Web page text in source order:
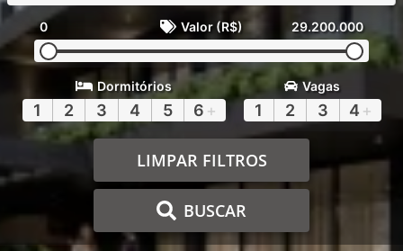
0 Valor (R$) 29.200.000
Dormitórios
1 2 3 4 5 6 +
Vagas
1 2 3 4 +
LIMPAR FILTROS
BUSCAR